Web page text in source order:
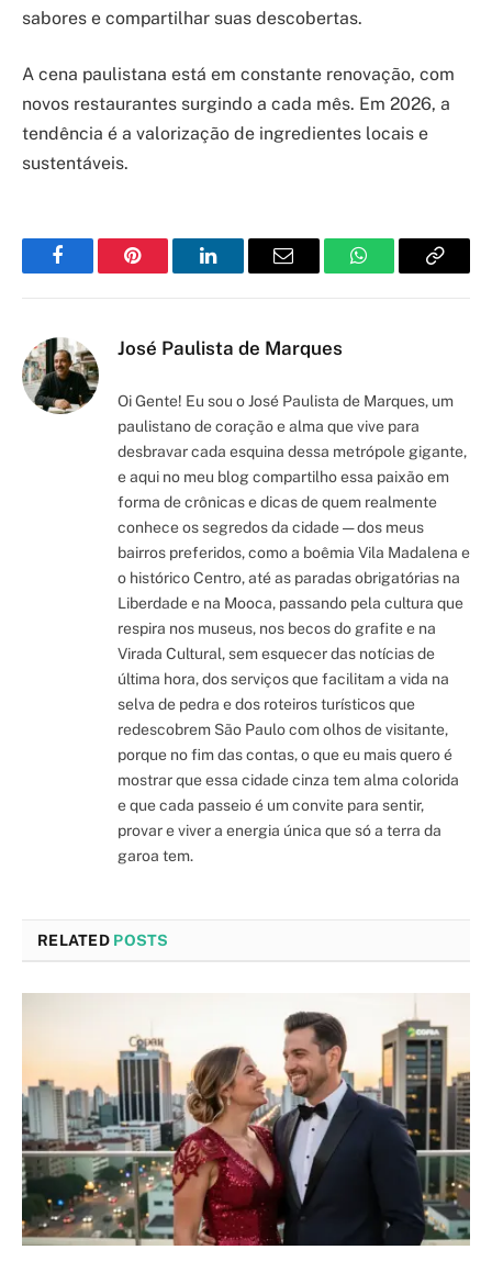
sabores e compartilhar suas descobertas.
A cena paulistana está em constante renovação, com
novos restaurantes surgindo a cada mês. Em 2026, a
tendência é a valorização de ingredientes locais e
sustentáveis.
FacebookPinterest LinkedInEmail WhatsAppCopy
José Paulista de Marques
Oi Gente! Eu sou o José Paulista de Marques, um
paulistano de coração e alma que vive para
desbravar cada esquina dessa metrópole gigante,
e aqui no meu blog compartilho essa paixão em
forma de crônicas e dicas de quem realmente
conhece os segredos da cidade — dos meus
bairros preferidos, como a boêmia Vila Madalena e
o histórico Centro, até as paradas obrigatórias na
Liberdade e na Mooca, passando pela cultura que
respira nos museus, nos becos do grafite e na
Virada Cultural, sem esquecer das notícias de
última hora, dos serviços que facilitam a vida na
selva de pedra e dos roteiros turísticos que
redescobrem São Paulo com olhos de visitante,
porque no fim das contas, o que eu mais quero é
mostrar que essa cidade cinza tem alma colorida
e que cada passeio é um convite para sentir,
provar e viver a energia única que só a terra da
garoa tem.
RELATED POSTS